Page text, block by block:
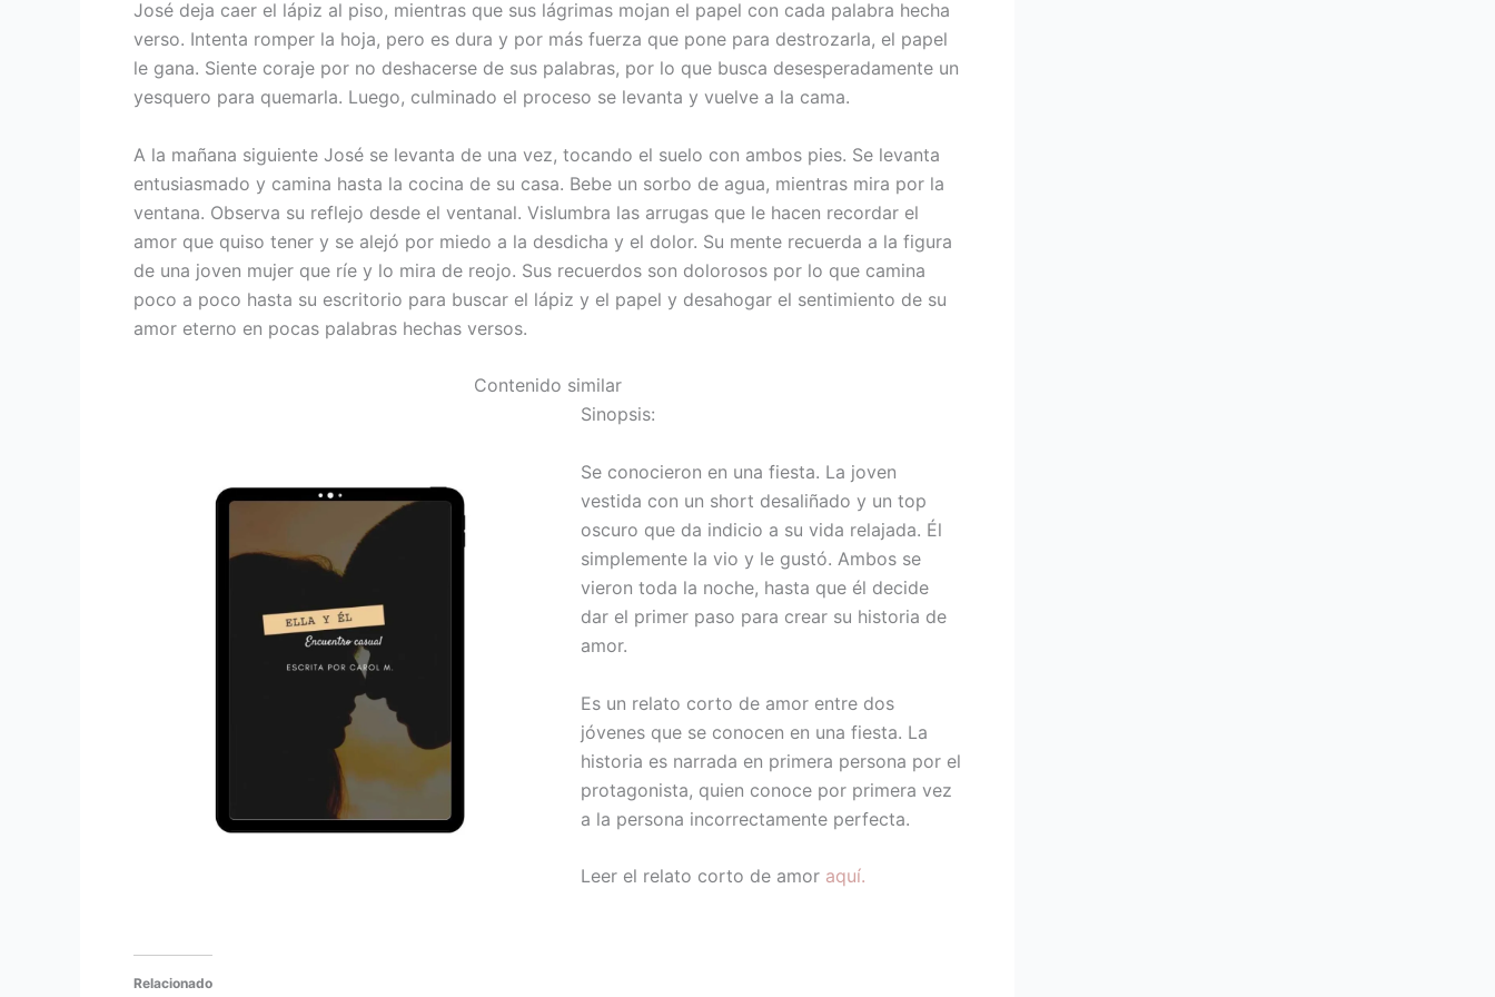
José deja caer el lápiz al piso, mientras que sus lágrimas mojan el papel con cada palabra hecha
verso. Intenta romper la hoja, pero es dura y por más fuerza que pone para destrozarla, el papel
le gana. Siente coraje por no deshacerse de sus palabras, por lo que busca desesperadamente un
yesquero para quemarla. Luego, culminado el proceso se levanta y vuelve a la cama.
A la mañana siguiente José se levanta de una vez, tocando el suelo con ambos pies. Se levanta
entusiasmado y camina hasta la cocina de su casa. Bebe un sorbo de agua, mientras mira por la
ventana. Observa su reflejo desde el ventanal. Vislumbra las arrugas que le hacen recordar el
amor que quiso tener y se alejó por miedo a la desdicha y el dolor. Su mente recuerda a la figura
de una joven mujer que ríe y lo mira de reojo. Sus recuerdos son dolorosos por lo que camina
poco a poco hasta su escritorio para buscar el lápiz y el papel y desahogar el sentimiento de su
amor eterno en pocas palabras hechas versos.
Contenido similar
Sinopsis:
Se conocieron en una fiesta. La joven
vestida con un short desaliñado y un top
oscuro que da indicio a su vida relajada. Él
simplemente la vio y le gustó. Ambos se
vieron toda la noche, hasta que él decide
dar el primer paso para crear su historia de
amor.
Es un relato corto de amor entre dos
jóvenes que se conocen en una fiesta. La
historia es narrada en primera persona por el
protagonista, quien conoce por primera vez
a la persona incorrectamente perfecta.
Leer el relato corto de amor aquí.
Relacionado